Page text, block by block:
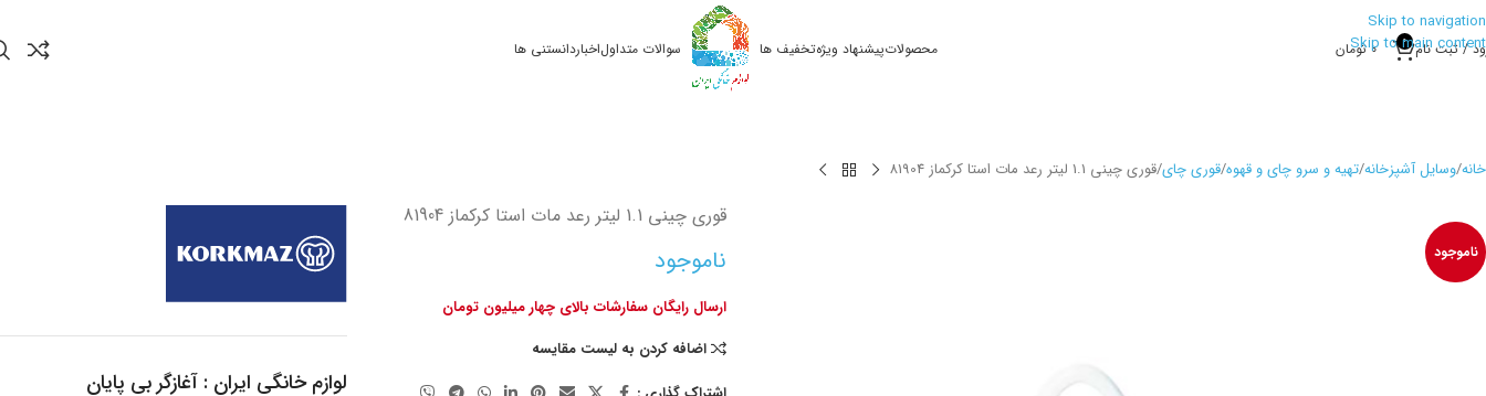
Skip to navigation
Skip to main content
/ ثبت نام 0
0 تومان محصولاتپیشنهاد ویژهتخفیف ها سوالات متداولاخباردانستنی ها
خانه وسایل آشپزخانه تهیه و سرو چای و قهوه قوری چای قوری چینی 1.1 لیتر رعد مات استا کرکماز 81904
ناموجود
قوری چینی 1.1 لیتر رعد مات استا کرکماز 81904
ناموجود
ارسال رایگان سفارشات بالای چهار میلیون تومان
اضافه کردن به لیست مقایسه
لوازم خانگی ایران : آغازگر بی پایان